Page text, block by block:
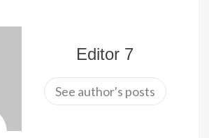
Editor 7
See author's posts